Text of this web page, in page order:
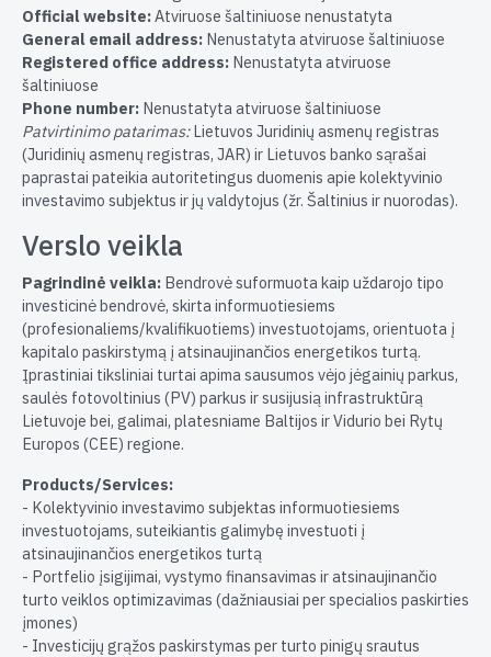
Official website:Atviruose šaltiniuose nenustatyta
General email address: Nenustatyta atviruose šaltiniuose
Registered office address: Nenustatyta atviruose
šaltiniuose
Phone number: Nenustatyta atviruose šaltiniuose
Patvirtinimo patarimas:Lietuvos Juridinių asmenų registras
(Juridinių asmenų registras, JAR) ir Lietuvos banko sąrašai
paprastai pateikia autoritetingus duomenis apie kolektyvinio
investavimo subjektus ir jų valdytojus (žr. Šaltinius ir nuorodas).
Verslo veikla
Pagrindinė veikla: Bendrovė suformuota kaip uždarojo tipo
investicinė bendrovė, skirta informuotiesiems
(profesionaliems/kvalifikuotiems) investuotojams, orientuota į
kapitalo paskirstymą į atsinaujinančios energetikos turtą.
Įprastiniai tiksliniai turtai apima sausumos vėjo jėgainių parkus,
saulės fotovoltinius (PV) parkus ir susijusią infrastruktūrą
Lietuvoje bei, galimai, platesniame Baltijos ir Vidurio bei Rytų
Europos (CEE) regione.
Products/Services:
- Kolektyvinio investavimo subjektas informuotiesiems
investuotojams, suteikiantis galimybę investuoti į
atsinaujinančios energetikos turtą
- Portfelio įsigijimai, vystymo finansavimas ir atsinaujinančio
turto veiklos optimizavimas (dažniausiai per specialios paskirties
įmones)
- Investicijų grąžos paskirstymas per turto pinigų srautus